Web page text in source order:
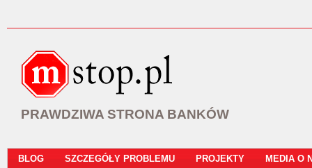
PRAWDZIWA STRONA BANKÓW
BLOG SZCZEGÓŁY PROBLEMU PROJEKTY MEDIA O